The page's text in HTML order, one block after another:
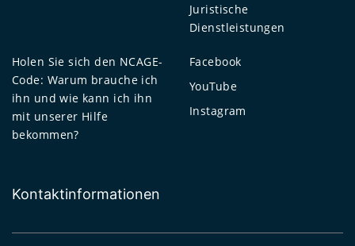
Juristische
Dienstleistungen
Holen Sie sich den NCAGE-
Code: Warum brauche ich
ihn und wie kann ich ihn
mit unserer Hilfe
bekommen?
Facebook
YouTube
Instagram
Kontaktinformationen